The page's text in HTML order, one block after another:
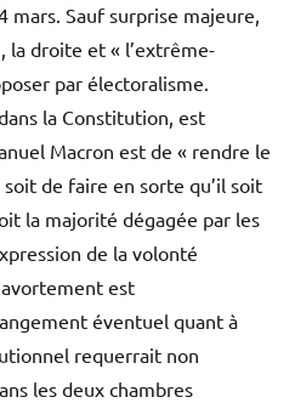
Sauf surprise majeure,
la droite et « l’extrême-
par électoralisme.
la Constitution, est
Macron est de « rendre le
de faire en sorte qu’il soit
la majorité dégagée par les
de la volonté
est
éventuel quant à
requerrait non
les deux chambres